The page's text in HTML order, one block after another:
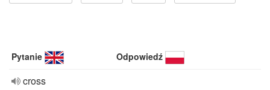
Pytanie Odpowiedź
cross